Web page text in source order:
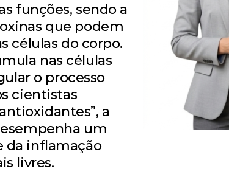
funções, sendo a
que podem
células do corpo.
nas células
o processo
cientistas
a
um
da inflamação
livres.